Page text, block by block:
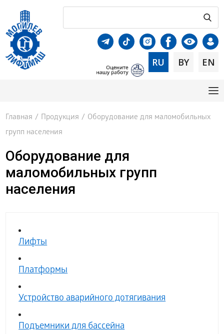
RU BY EN
Главная / Продукция / Оборудование для маломобильных
групп населения
Оборудование для
маломобильных групп
населения
Лифты
Платформы
Устройство аварийного дотягивания
Подъемники для бассейна